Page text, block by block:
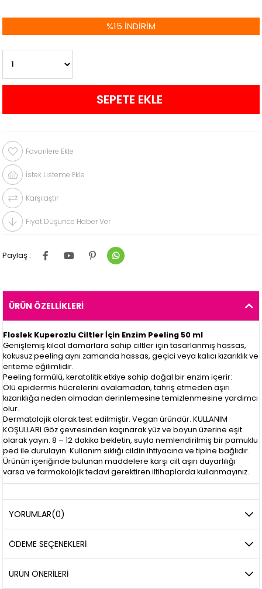
%15 İNDIRIM
Favorilere Ekle
İstek Listeme Ekle
Karşılaştır
Fiyat Düşünce Haber Ver
Paylaş :
ÜRÜN ÖZELLIKLERI
Floslek Kuperozlu Ciltler İçin Enzim Peeling 50 ml
Genişlemiş kılcal damarlara sahip ciltler için tasarlanmış hassas,
kokusuz peeling aynı zamanda hassas, geçici veya kalıcı kızarıklık ve
eriteme eğilimlidir.
Peeling formülü, keratolitik etkiye sahip doğal bir enzim içerir:
Ölü epidermis hücrelerini ovalamadan, tahriş etmeden aşırı
kızarıklığa neden olmadan derinlemesine temizlenmesine yardımcı
olur.
Dermatolojik olarak test edilmiştir. Vegan üründür. KULLANIM
KOŞULLARI Göz çevresinden kaçınarak yüz ve boyun üzerine eşit
olarak yayın. 8 – 12 dakika bekletin, suyla nemlendirilmiş bir pamuklu
ped ile durulayın. Kullanım sıklığı cildin ihtiyacına ve tipine bağlıdır.
Ürünün içeriğinde bulunan maddelere karşı cilt aşırı duyarlılığı
varsa ve farmakolojik tedavi gerektiren iltihaplarda kullanmayınız.
YORUMLAR(0)
ÖDEME SEÇENEKLERI
ÜRÜN ÖNERILERI